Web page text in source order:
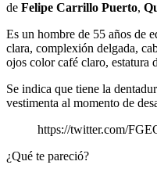
de Felipe Carrillo Puerto,
Es un hombre de 55 años de
clara, complexión delgada,
ojos color café claro, estatura
Se indica que tiene la
vestimenta al momento de
https://twitter.com/
¿Qué te pareció?